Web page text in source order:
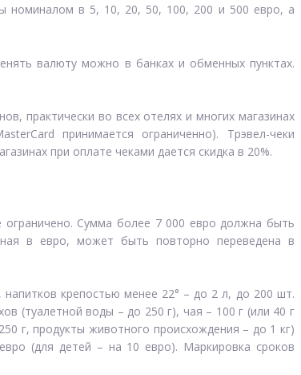
номиналом в 5, 10, 20, 50, 100, 200 и 500 евро, а
валюту можно в банках и обменных пунктах.
практически во всех отелях и многих магазинах
принимается ограниченно). Трэвел-чеки
при оплате чеками дается скидка в 20%.
Сумма более 7 000 евро должна быть
в евро, может быть повторно переведена в
напитков крепостью менее 22° – до 2 л, до 200 шт.
(туалетной воды – до 250 г), чая – 100 г (или 40 г
г, продукты животного происхождения – до 1 кг)
(для детей – на 10 евро). Маркировка сроков